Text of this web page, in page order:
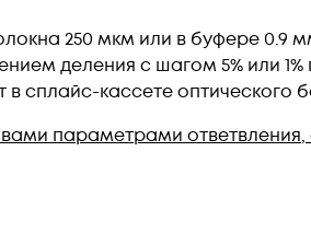
250 мкм или в буфере
деления с шагом 5% или
сплайс-кассете оптического
параметрами ответвления,